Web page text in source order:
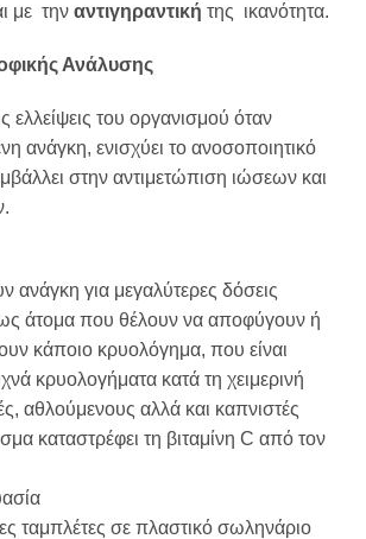
με την αντιγηραντική της ικανότητα.
Ανάλυσης
ελλείψεις του οργανισμού όταν
ανάγκη, ενισχύει το ανοσοποιητικό
στην αντιμετώπιση ιώσεων και
ανάγκη για μεγαλύτερες δόσεις
άτομα που θέλουν να αποφύγουν ή
κάποιο κρυολόγημα, που είναι
κρυολογήματα κατά τη χειμερινή
αθλούμενους αλλά και καπνιστές
καταστρέφει τη βιταμίνη C από τον
ταμπλέτες σε πλαστικό σωληνάριο